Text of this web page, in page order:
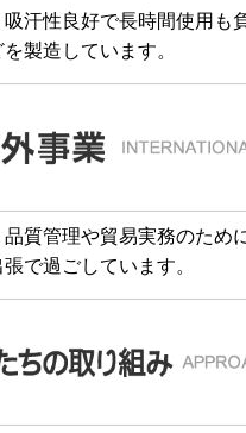
汗性良好で長時間使用も
製造しています。
質管理や貿易実務のため
で過ごしています。